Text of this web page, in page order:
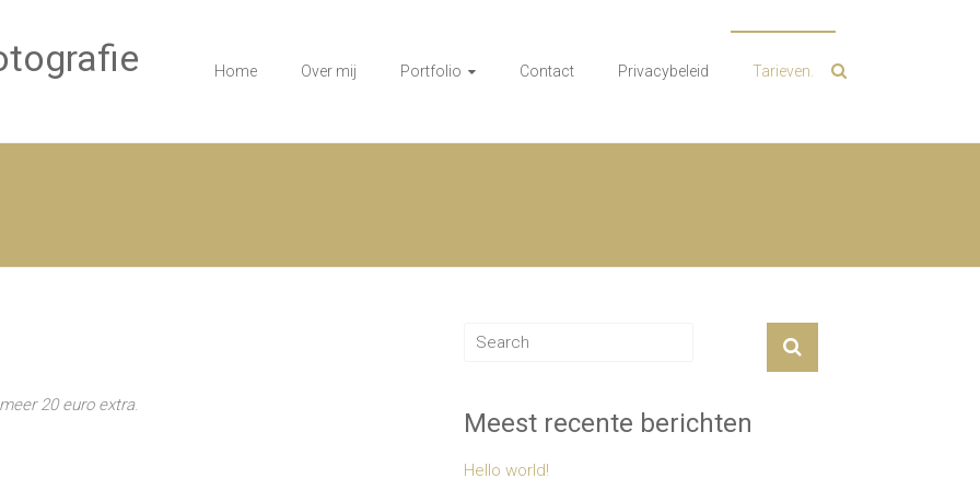
Home Over mij Portfolio Contact Privacybeleid Tarieven.
20 euro extra.
Meest recente berichten
Hello world!